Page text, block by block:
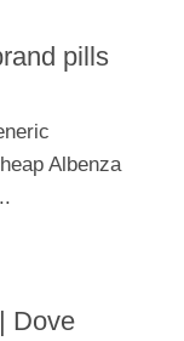
pills
Albenza
Dove